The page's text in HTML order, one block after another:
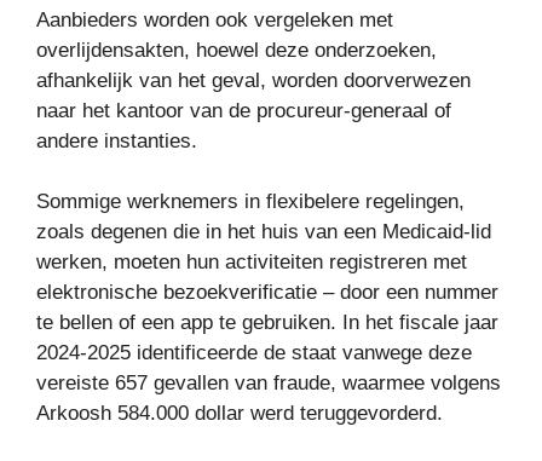
Aanbieders worden ook vergeleken met
overlijdensakten, hoewel deze onderzoeken,
afhankelijk van het geval, worden doorverwezen
naar het kantoor van de procureur-generaal of
andere instanties.
Sommige werknemers in flexibelere regelingen,
zoals degenen die in het huis van een Medicaid-lid
werken, moeten hun activiteiten registreren met
elektronische bezoekverificatie – door een nummer
te bellen of een app te gebruiken. In het fiscale jaar
2024-2025 identificeerde de staat vanwege deze
vereiste 657 gevallen van fraude, waarmee volgens
Arkoosh 584.000 dollar werd teruggevorderd.